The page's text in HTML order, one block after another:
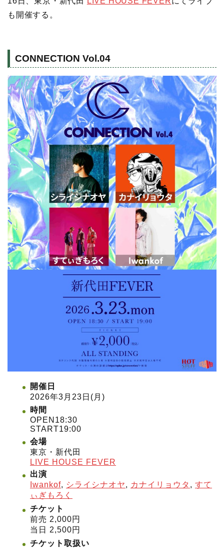
も開催する。
CONNECTION Vol.04
開催日
2026年3月23日(月)
時間
OPEN18:30
START19:00
会場
東京・新代田
LIVE HOUSE FEVER
出演
Iwankof, シライシナオヤ, カナイリョウタ , すて
ぃぎもろく
チケット
前売 2,000円
当日 2,500円
チケット取扱い